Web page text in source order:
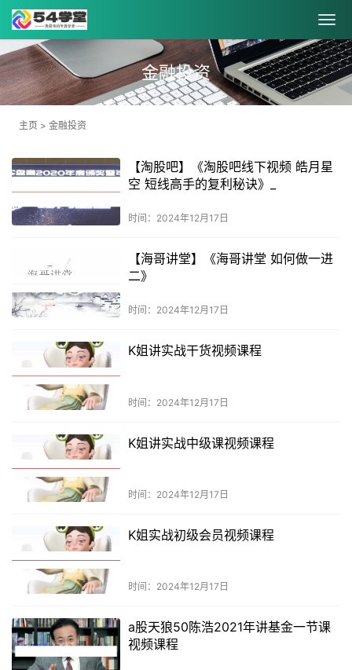
金融投资
主页 > 金融投资
【淘股吧】《淘股吧线下视频 皓月星
空 短线高手的复利秘诀》_
时间：2024年12月17日
【海哥讲堂】《海哥讲堂 如何做一进
二》
时间：2024年12月17日
K姐讲实战干货视频课程
时间：2024年12月17日
K姐讲实战中级课视频课程
时间：2024年12月17日
K姐实战初级会员视频课程
时间：2024年12月17日
a股天狼50陈浩2021年讲基金一节课
视频课程